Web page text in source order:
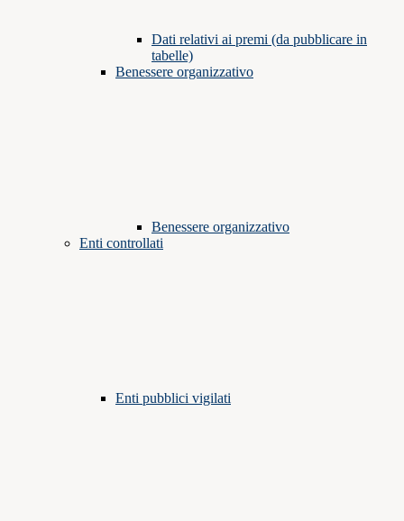
Dati relativi ai premi (da pubblicare in
tabelle)
Benessere organizzativo
Benessere organizzativo
Enti controllati
Enti pubblici vigilati